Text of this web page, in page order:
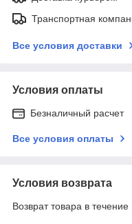
Транспортная
Все условия доставки
Условия оплаты
Безналичный расчет
Все условия оплаты
Условия возврата
Возврат товара в